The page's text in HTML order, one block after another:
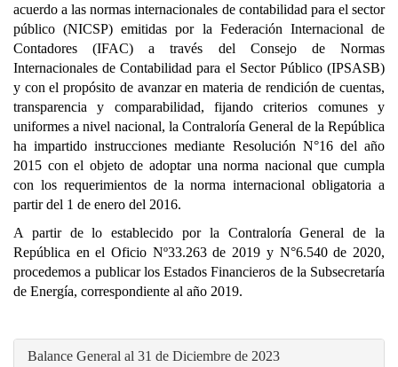
acuerdo a las normas internacionales de contabilidad para el sector
público (NICSP) emitidas por la Federación Internacional de
Contadores (IFAC) a través del Consejo de Normas
Internacionales de Contabilidad para el Sector Público (IPSASB)
y con el propósito de avanzar en materia de rendición de cuentas,
transparencia y comparabilidad, fijando criterios comunes y
uniformes a nivel nacional, la Contraloría General de la República
ha impartido instrucciones mediante Resolución N°16 del año
2015 con el objeto de adoptar una norma nacional que cumpla
con los requerimientos de la norma internacional obligatoria a
partir del 1 de enero del 2016.
A partir de lo establecido por la Contraloría General de la
República en el Oficio Nº33.263 de 2019 y N°6.540 de 2020,
procedemos a publicar los Estados Financieros de la Subsecretaría
de Energía, correspondiente al año 2019.
Balance General al 31 de Diciembre de 2023